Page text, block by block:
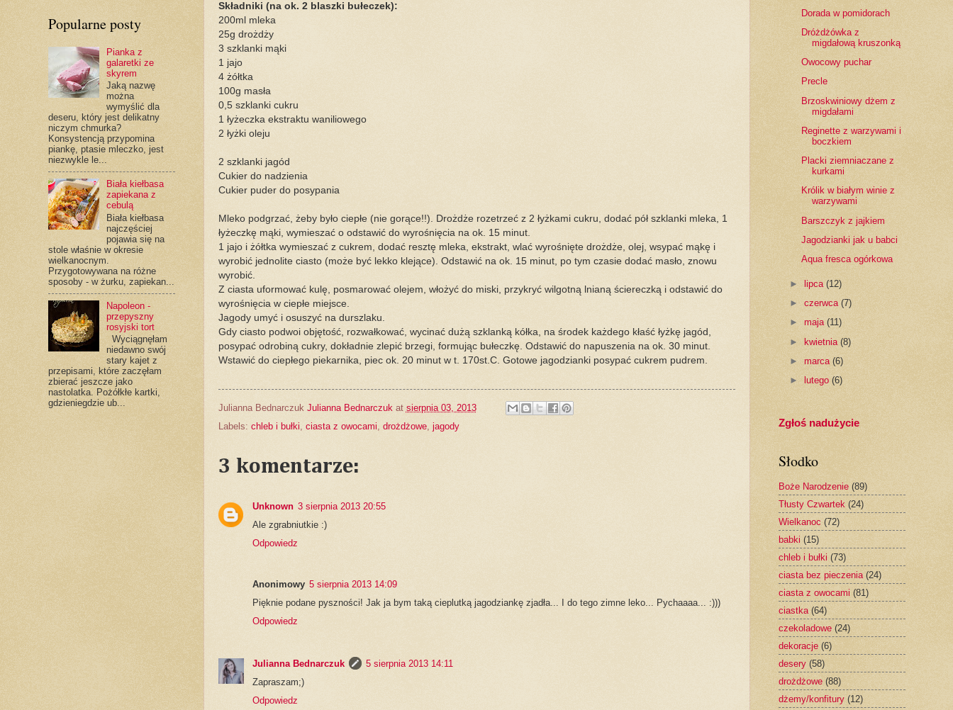
Składniki (na ok. 2 blaszki bułeczek):
200ml mleka
25g drożdży
3 szklanki mąki
1 jajo
4 żółtka
100g masła
0,5 szklanki cukru
1 łyżeczka ekstraktu waniliowego
2 łyżki oleju
2 szklanki jagód
Cukier do nadzienia
Cukier puder do posypania
Mleko podgrzać, żeby było ciepłe (nie gorące!!). Drożdże rozetrzeć z 2 łyżkami cukru, dodać pół szklanki mleka, 1
łyżeczkę mąki, wymieszać o odstawić do wyrośnięcia na ok. 15 minut.
1 jajo i żółtka wymieszać z cukrem, dodać resztę mleka, ekstrakt, wlać wyrośnięte drożdże, olej, wsypać mąkę i
wyrobić jednolite ciasto (może być lekko klejące). Odstawić na ok. 15 minut, po tym czasie dodać masło, znowu
wyrobić.
Z ciasta uformować kulę, posmarować olejem, włożyć do miski, przykryć wilgotną lnianą ściereczką i odstawić do
wyrośnięcia w ciepłe miejsce.
Jagody umyć i osuszyć na durszlaku.
Gdy ciasto podwoi objętość, rozwałkować, wycinać dużą szklanką kółka, na środek każdego kłaść łyżkę jagód,
posypać odrobiną cukry, dokładnie zlepić brzegi, formując bułeczkę. Odstawić do napuszenia na ok. 30 minut.
Wstawić do ciepłego piekarnika, piec ok. 20 minut w t. 170st.C. Gotowe jagodzianki posypać cukrem pudrem.
Julianna Bednarczuk Julianna Bednarczuk at sierpnia 03, 2013
Labels: chleb i bułki, ciasta z owocami, drożdżowe, jagody
3 komentarze:
Unknown 3 sierpnia 2013 20:55
Ale zgrabniutkie :)
Odpowiedz
Anonimowy 5 sierpnia 2013 14:09
Pięknie podane pyszności! Jak ja bym taką cieplutką jagodziankę zjadła... I do tego zimne leko... Pychaaaa... :)))
Odpowiedz
Julianna Bednarczuk
5 sierpnia 2013 14:11
Zapraszam;)
Odpowiedz
Popularne posty
Pianka z
galaretki ze
skyrem
Jaką nazwę
można
wymyślić dla
deseru, który jest delikatny
niczym chmurka?
Konsystencją przypomina
piankę, ptasie mleczko, jest
niezwykle le...
Biała kiełbasa
zapiekana z
cebulą
Biała kiełbasa
najczęściej
pojawia się na
stole właśnie w okresie
wielkanocnym.
Przygotowywana na różne
sposoby - w żurku, zapiekan...
Napoleon -
przepyszny
rosyjski tort
Wyciągnęłam
niedawno swój
stary kajet z
przepisami, które zaczęłam
zbierać jeszcze jako
nastolatka. Pożółkłe kartki,
gdzieniegdzie ub...
Dorada w pomidorach
Dróżdżówka z
migdałową kruszonką
Owocowy puchar
Precle
Brzoskwiniowy dżem z
migdałami
Reginette z warzywami i
boczkiem
Placki ziemniaczane z
kurkami
Królik w białym winie z
warzywami
Barszczyk z jajkiem
Jagodzianki jak u babci
Aqua fresca ogórkowa
► lipca (12)
► czerwca (7)
► maja (11)
► kwietnia (8)
► marca (6)
►
lutego (6)
Zgłoś nadużycie
Słodko
Boże Narodzenie (89)
Tłusty Czwartek (24)
Wielkanoc (72)
babki (15)
chleb i bułki (73)
ciasta bez pieczenia (24)
ciasta z owocami (81)
ciastka (64)
czekoladowe (24)
dekoracje (6)
desery (58)
drożdżowe (88)
dżemy/konfitury (12)